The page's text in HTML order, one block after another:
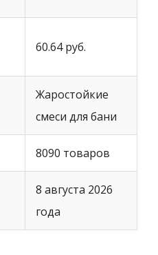
60.64 руб.
Жаростойкие
смеси для бани
8090 товаров
8 августа 2026
года